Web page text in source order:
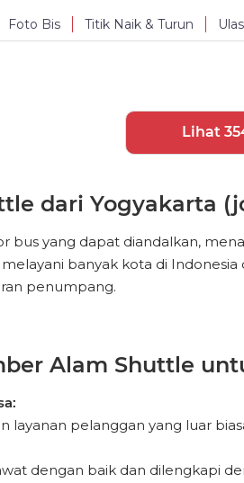
Foto Bis Titik Naik & Turun
Lihat
dari Yogyakarta
yang dapat diandalkan,
banyak kota di
penumpang.
Alam Shuttle
layanan pelanggan yang luar
dengan baik dan dilengkapi